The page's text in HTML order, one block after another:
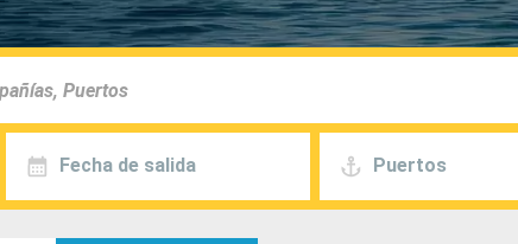
Fecha de salida Puertos